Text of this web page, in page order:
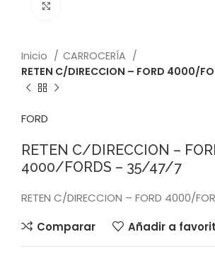
Inicio
CARROCERÍA
RETEN C/DIRECCION – FORD 4000/
FORD
RETEN C/DIRECCION –
4000/FORDS – 35/47/7
RETEN C/DIRECCION – FORD 4000/
Comparar
Añadir a